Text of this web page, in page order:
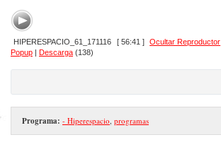
HIPERESPACIO_61_171116 [ 56:41 ] Ocultar Reproductor
Popup | Descarga (138)
Programa: - Hiperespacio programas